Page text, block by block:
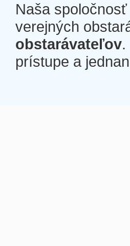
Naša
verejných
obstarávateľov
prístupe a